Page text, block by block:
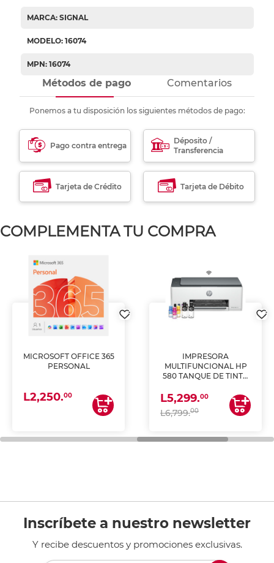
MARCA: SIGNAL
MODELO: 16074
MPN: 16074
Métodos de pago Comentarios
Ponemos a tu disposición los siguientes métodos de pago:
Pago contra entrega
Déposito /
Transferencia
Tarjeta de Crédito Tarjeta de Débito
COMPLEMENTA TU COMPRA
MICROSOFT OFFICE 365
PERSONAL
L2,250.00
IMPRESORA
MULTIFUNCIONAL HP
580 TANQUE DE TINTA
ESCANEA)
L5,299.00
L6,799.00
Inscríbete a nuestro newsletter
Y recibe descuentos y promociones exclusivas.